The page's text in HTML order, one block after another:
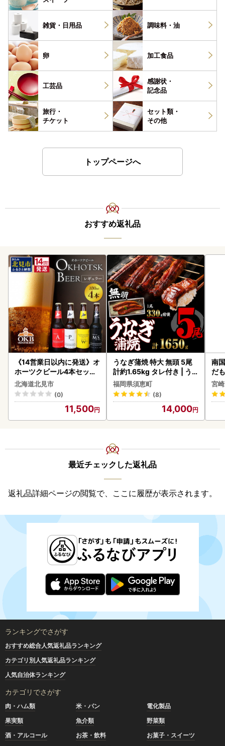
雑貨・ 日用品 調味料・ 油
卵 加工食品
工芸品
感謝状・
記念品
旅行・
チケット
セット類・
その他
トップページへ
おすすめ返礼品
《14営業日以内に発送》オ
ホーツクビール4本セット
( 飲料 飲み物 お酒 ビール
クラフトビール 瓶ビール
贈答 ギフト 贈り物 お中元
御中元 お歳暮 御歳暮 お祝
い プレゼント モルトビー
北海道北見市
(0)
11,500
うなぎ蒲焼 特大 無頭 5尾
計約1.65kg タレ付き | う
なぎ蒲焼
福岡県須恵町
(8)
14,000
南
だ
ス
宮
最近チェックした返礼品
返礼品詳細ページの閲覧で、ここに履歴が表示されます。
ランキングでさがす
おすすめ総合人気返礼品ランキング
カテゴリ別人気返礼品ランキング
人気自治体ランキング
カテゴリでさがす
肉・ハム類 米・パン
電化製品
果実類
魚介類
野菜類
酒・アルコール
お茶・飲料
お菓子・スイーツ